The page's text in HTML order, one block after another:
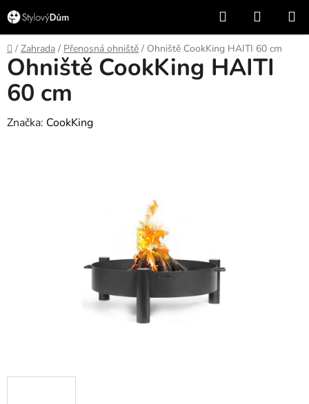
Přejít
na
obsah
Hledat
KOŠÍK
Domů
/ Zahrada / Přenosná ohniště / Ohniště CookKing HAITI 60 cm
Ohniště CookKing HAITI
60 cm
Značka: CookKing